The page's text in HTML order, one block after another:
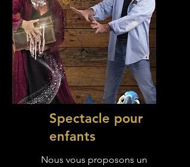
Spectacle pour
enfants
Nous vous proposons un